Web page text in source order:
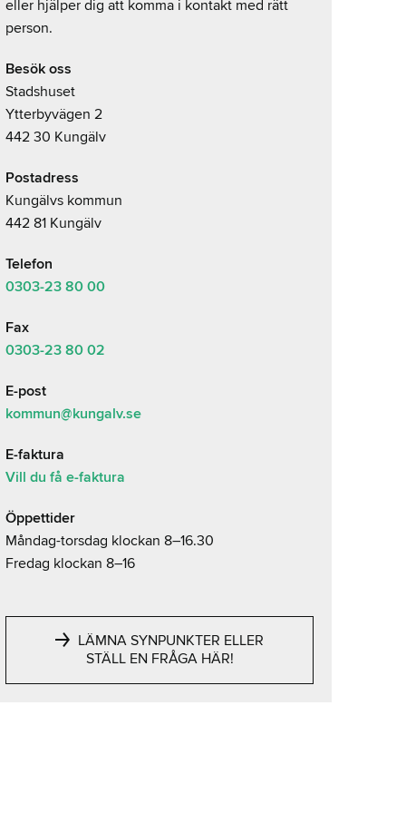
eller hjälper dig att komma i kontakt med rätt
person.
Besök oss
Stadshuset
Ytterbyvägen 2
442 30 Kungälv
Postadress
Kungälvs kommun
442 81 Kungälv
Telefon
0303-23 80 00
Fax
0303-23 80 02
E-post
kommun@kungalv.se
E-faktura
Vill du få e-faktura
Öppettider
Måndag-torsdag klockan 8–16.30
Fredag klockan 8–16
LÄMNA SYNPUNKTER ELLER
STÄLL EN FRÅGA HÄR!